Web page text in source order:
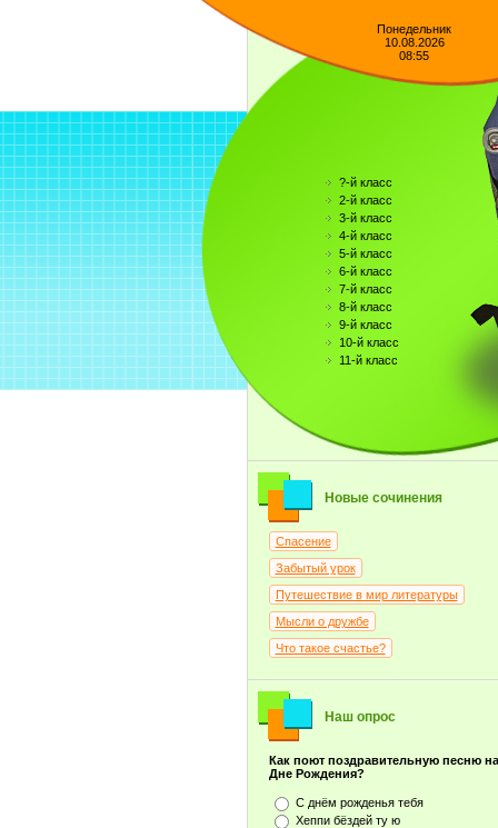
Понедельник
10.08.2026
08:55
?-й класс
2-й класс
3-й класс
4-й класс
5-й класс
6-й класс
7-й класс
8-й класс
9-й класс
10-й класс
11-й класс
Новые сочинения
Спасение
Забытый урок
Путешествие в мир литературы
Мысли о дружбе
Что такое счастье?
Наш опрос
Как поют поздравительную песню
Дне Рождения?
С днём рожденья тебя
Хеппи бёздей ту ю